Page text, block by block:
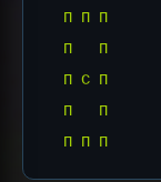
  П П П
  П   П
  П С П
  П   П